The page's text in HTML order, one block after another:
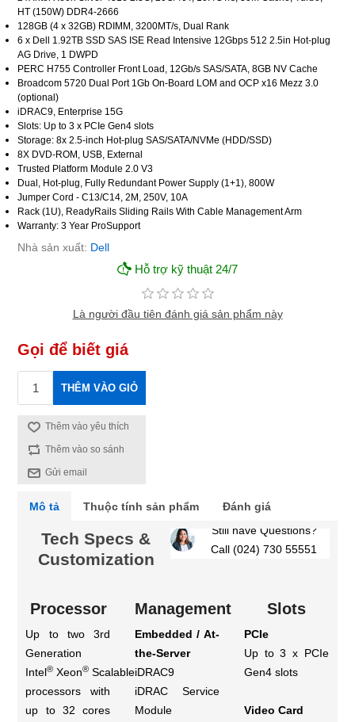
HT (150W) DDR4-2666
128GB (4 x 32GB) RDIMM, 3200MT/s, Dual Rank
6 x Dell 1.92TB SSD SAS ISE Read Intensive 12Gbps 512 2.5in Hot-plug
AG Drive, 1 DWPD
PERC H755 Controller Front Load, 12Gb/s SAS/SATA, 8GB NV Cache
Broadcom 5720 Dual Port 1Gb On-Board LOM and OCP x16 Mezz 3.0
(optional)
iDRAC9, Enterprise 15G
Slots: Up to 3 x PCIe Gen4 slots
Storage: 8x 2.5-inch Hot-plug SAS/SATA/NVMe (HDD/SSD)
8X DVD-ROM, USB, External
Trusted Platform Module 2.0 V3
Dual, Hot-plug, Fully Redundant Power Supply (1+1), 800W
Jumper Cord - C13/C14, 2M, 250V, 10A
Rack (1U), ReadyRails Sliding Rails With Cable Management Arm
Warranty: 3 Year ProSupport
Nhà sản xuất: Dell
Hỗ trợ kỹ thuật 24/7
Là người đầu tiên đánh giá sản phẩm này
Gọi để biết giá
THÊM VÀO GIỎ
Thêm vào yêu thích
Thêm vào so sánh
Gửi email
Mô tả Thuộc tính sản phẩm Đánh giá
Tech Specs &
Customization
Still have Questions?
Call (024) 730 55551
Processor
Up to two 3rd
Generation
Intel® Xeon® Scalable
processors with
up to 32 cores
Management
Embedded / At-
the-Server
iDRAC9
iDRAC Service
Module
Slots
PCIe
Up to 3 x PCIe
Gen4 slots
Video Card